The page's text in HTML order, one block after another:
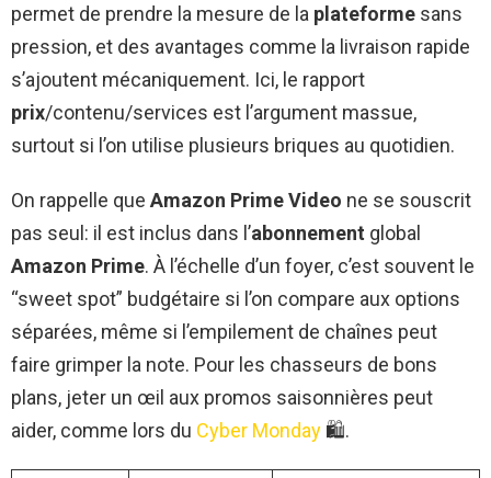
permet de prendre la mesure de la plateforme sans
pression, et des avantages comme la livraison rapide
s’ajoutent mécaniquement. Ici, le rapport
prix/contenu/services est l’argument massue,
surtout si l’on utilise plusieurs briques au quotidien.
On rappelle que Amazon Prime Video ne se souscrit
pas seul: il est inclus dans l’abonnement global
Amazon Prime. À l’échelle d’un foyer, c’est souvent le
“sweet spot” budgétaire si l’on compare aux options
séparées, même si l’empilement de chaînes peut
faire grimper la note. Pour les chasseurs de bons
plans, jeter un œil aux promos saisonnières peut
aider, comme lors du Cyber Monday 🛍️.